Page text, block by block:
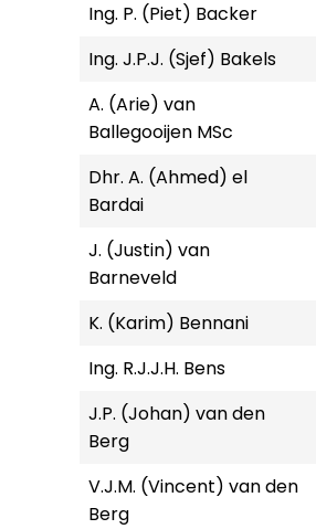
Ing. P. (Piet) Backer
Ing. J.P.J. (Sjef) Bakels
A. (Arie) van
Ballegooijen MSc
Dhr. A. (Ahmed) el
Bardai
J. (Justin) van
Barneveld
K. (Karim) Bennani
Ing. R.J.J.H. Bens
J.P. (Johan) van den
Berg
V.J.M. (Vincent) van den
Berg